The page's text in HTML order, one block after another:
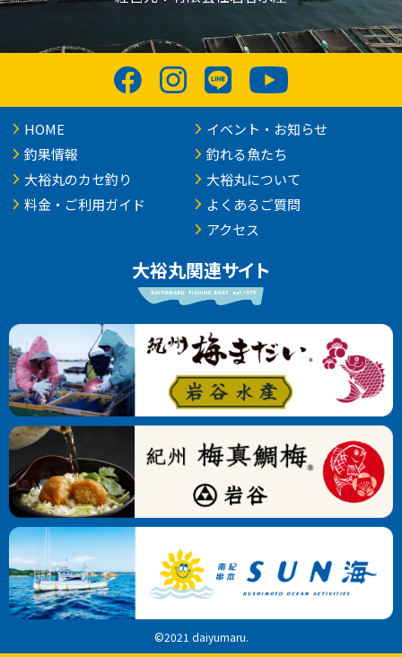
大裕丸関連サイト
HOME
釣果情報
大裕丸のカセ釣り
料金・ご利用ガイド
イベント・お知らせ
釣れる魚たち
大裕丸について
よくあるご質問
アクセス
©2021 daiyumaru.